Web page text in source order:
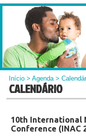
Início >Agenda>
CALENDÁRIO
10th International
Conference (INAC